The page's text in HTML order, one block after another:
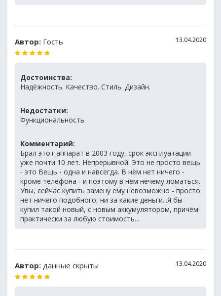
Автор: Гость 13.04.2020
Достоинства:
Надёжность. Качество. Стиль. Дизайн.
Недостатки:
Функциональность
Комментарий:
Брал этот аппарат в 2003 году, срок эксплуатации
уже почти 10 лет. Непрерывной. Это не просто вещь
- это Вещь - одна и навсегда. В нём нет ничего -
кроме телефона - и поэтому в нём нечему ломаться.
Увы, сейчас купить замену ему невозможно - просто
нет ничего подобного, ни за какие деньги...Я бы
купил такой новый, с новым аккумулятором, причём
практически за любую стоимость...
Автор: данные скрыты 13.04.2020